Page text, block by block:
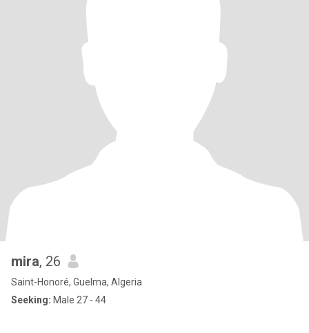
mira, 26
Saint-Honoré, Guelma, Algeria
Seeking: Male 27 - 44